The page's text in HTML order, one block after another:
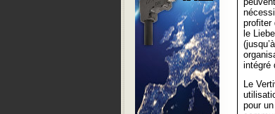
profiter
le
intégré
Le
pour